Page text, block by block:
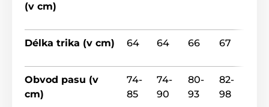
(v cm)
Délka trika (v cm) 64 64 66 67
Obvod pasu (v
cm)
74-
85
74-
90
80-
93
82-
98